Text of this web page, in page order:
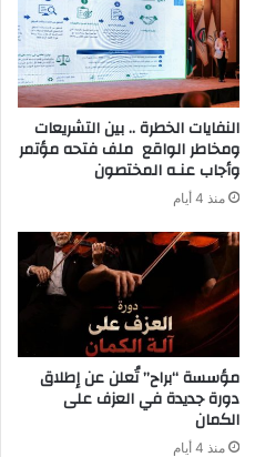
‬وأجاب‭ ‬عنـه‭ ‬المختصون
منذ 4 أيام
مؤسسة “براح” تُعلن عن إطلاق
دورة جديدة في العزف على
الكمان
منذ 4 أيام